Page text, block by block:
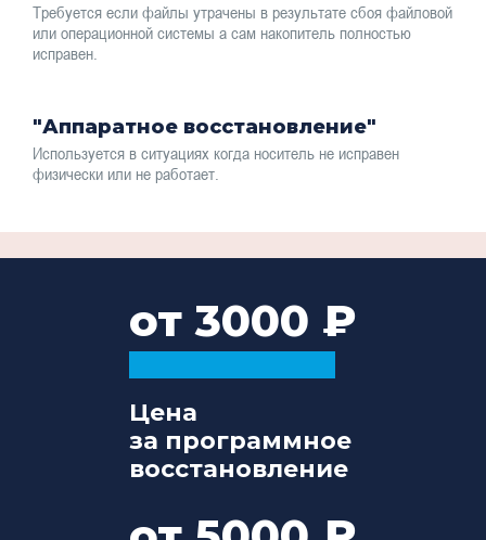
Требуется если файлы утрачены в результате сбоя файловой
или операционной системы а сам накопитель полностью
исправен.
"Аппаратное восстановление"
Используется в ситуациях когда носитель не исправен
физически или не работает.
от 3000
Цена
за программное
восстановление